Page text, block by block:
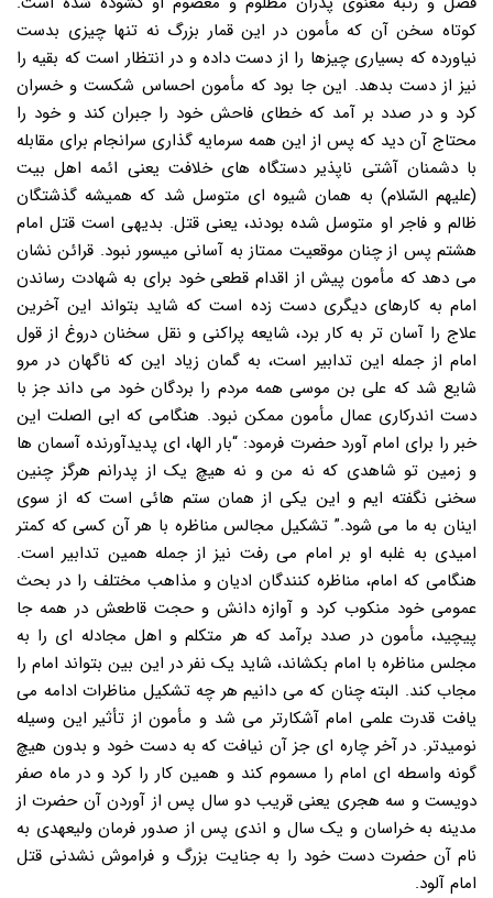
کوتاه سخن آن که مأمون در این قمار بزرگ نه تنها چیزی بدست
نیاورده که بسیاری چیزها را از دست داده و در انتظار است که بقیه را
نیز از دست بدهد. این جا بود که مأمون احساس شکست و خسران
کرد و در صدد بر آمد که خطای فاحش خود را جبران کند و خود را
محتاج آن دید که پس از این همه سرمایه گذاری سرانجام برای مقابله
با دشمنان آشتی ناپذیر دستگاه های خلافت یعنی ائمه اهل بیت
(علیهم السّلام) به همان شیوه ای متوسل شد که همیشه گذشتگان
ظالم و فاجر او متوسل شده بودند، یعنی قتل. بدیهی است قتل امام
هشتم پس از چنان موقعیت ممتاز به آسانی میسور نبود. قرائن نشان
می دهد که مأمون پیش از اقدام قطعی خود برای به شهادت رساندن
امام به کارهای دیگری دست زده است که شاید بتواند این آخرین
علاج را آسان تر به کار برد، شایعه پراکنی و نقل سخنان دروغ از قول
امام از جمله این تدابیر است، به گمان زیاد این که ناگهان در مرو
شایع شد که علی بن موسی همه مردم را بردگان خود می داند جز با
دست اندرکاری عمال مأمون ممکن نبود. هنگامی که ابی الصلت این
خبر را برای امام آورد حضرت فرمود: “بار الها، ای پدیدآورنده آسمان ها
و زمین تو شاهدی که نه من و نه هیچ یک از پدرانم هرگز چنین
سخنی نگفته ایم و این یکی از همان ستم هائی است که از سوی
اینان به ما می شود.” تشکیل مجالس مناظره با هر آن کسی که کمتر
امیدی به غلبه او بر امام می رفت نیز از جمله همین تدابیر است.
هنگامی که امام، مناظره کنندگان ادیان و مذاهب مختلف را در بحث
عمومی خود منکوب کرد و آوازه دانش و حجت قاطعش در همه جا
پیچید، مأمون در صدد برآمد که هر متکلم و اهل مجادله ای را به
مجلس مناظره با امام بکشاند، شاید یک نفر در این بین بتواند امام را
مجاب کند. البته چنان که می دانیم هر چه تشکیل مناظرات ادامه می
یافت قدرت علمی امام آشکارتر می شد و مأمون از تأثیر این وسیله
نومیدتر. در آخر چاره ای جز آن نیافت که به دست خود و بدون هیچ
گونه واسطه ای امام را مسموم کند و همین کار را کرد و در ماه صفر
دویست و سه هجری یعنی قریب دو سال پس از آوردن آن حضرت از
مدینه به خراسان و یک سال و اندی پس از صدور فرمان ولیعهدی به
نام آن حضرت دست خود را به جنایت بزرگ و فراموش نشدنی قتل
امام آلود.